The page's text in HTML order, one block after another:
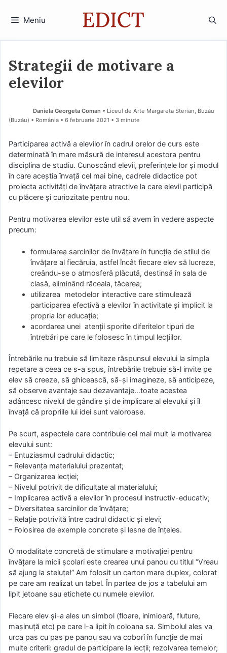
Meniu
Strategii de motivare a
elevilor
Daniela Georgeta Coman • Liceul de Arte Margareta Sterian, Buzău
(Buzău) • România
6 februarie 2021 • 3 minute
Participarea activă a elevilor în cadrul orelor de curs este
determinată în mare măsură de interesul acestora pentru
disciplina de studiu. Cunoscând elevii, preferințele lor și modul
în care aceștia învață cel mai bine, cadrele didactice pot
proiecta activități de învățare atractive la care elevii participă
cu plăcere și curiozitate pentru nou.
Pentru motivarea elevilor este util să avem în vedere aspecte
precum:
formularea sarcinilor de învăţare în funcţie de stilul de
învăţare al fiecăruia, astfel încât fiecare elev să lucreze,
creându-se o atmosferă plăcută, destinsă în sala de
clasă, eliminând răceala, tăcerea;
utilizarea metodelor interactive care stimulează
participarea efectivă a elevilor în activitate şi implicit la
propria lor educaţie;
acordarea unei atenţii sporite diferitelor tipuri de
întrebări pe care le folosesc în timpul lecţiilor.
Întrebările nu trebuie să limiteze răspunsul elevului la simpla
repetare a ceea ce s-a spus, întrebările trebuie să-l invite pe
elev să creeze, să ghicească, să-şi imagineze, să anticipeze,
să observe avantaje sau dezavantaje…toate acestea
adâncesc nivelul de gândire şi de implicare al elevului şi îl
învaţă că propriile lui idei sunt valoroase.
Pe scurt, aspectele care contribuie cel mai mult la motivarea
elevului sunt:
– Entuziasmul cadrului didactic;
– Relevanţa materialului prezentat;
– Organizarea lecţiei;
– Nivelul potrivit de dificultate al materialului;
– Implicarea activă a elevilor în procesul instructiv-educativ;
– Diversitatea sarcinilor de învăţare;
– Relaţie potrivită între cadrul didactic şi elevi;
– Folosirea de exemple concrete şi lesne de înţeles.
O modalitate concretă de stimulare a motivaţiei pentru
învăţare la micii şcolari este crearea unui panou cu titlul “Vreau
să ajung la steluţe!” Am folosit un carton mare duplex, colorat
pe care am realizat un tabel. În partea de jos a tabelului am
lipit jetoane sau etichete cu numele elevilor.
Fiecare elev și-a ales un simbol (floare, inimioară, fluture,
mașinuță etc) pe care l-a lipit în coloana sa. Simbolul ales va
urca pas cu pas pe panou sau va coborî în funcţie de mai
multe criterii: gradul de participare la lecţii; rezolvarea temelor;